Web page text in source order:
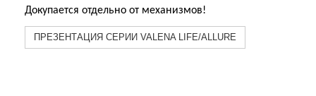
Докупается отдельно от механизмов!
ПРЕЗЕНТАЦИЯ СЕРИИ VALENA LIFE/ALLURE